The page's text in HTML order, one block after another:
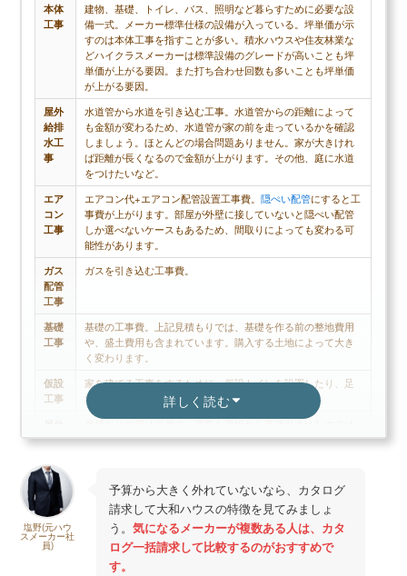
詳しく読む
本体
工事
建物、基礎、トイレ、バス、照明など暮らすために必要な設
備一式。メーカー標準仕様の設備が入っている。坪単価が示
すのは本体工事を指すことが多い。積水ハウスや住友林業な
どハイクラスメーカーは標準設備のグレードが高いことも坪
単価が上がる要因。また打ち合わせ回数も多いことも坪単価
が上がる要因。
屋外
給排
水工
事
水道管から水道を引き込む工事。水道管からの距離によって
も金額が変わるため、水道管が家の前を走っているかを確認
しましょう。ほとんどの場合問題ありません。家が大きけれ
ば距離が長くなるので金額が上がります。その他、庭に水道
をつけたいなど。
エア
コン
工事
エアコン代+エアコン配管設置工事費。 隠ぺい配管にすると工
事費が上がります。部屋が外壁に接していないと隠ぺい配管
しか選べないケースもあるため、間取りによっても変わる可
能性があります。
ガス
配管
工事
ガスを引き込む工事費。
基礎
工事
基礎の工事費。上記見積もりでは、基礎を作る前の整地費用
や、盛土費用も含まれています。購入する土地によって大き
く変わります。
仮設
工事
家を建てる工事をするために、仮設トイレを設置したり、足
場を組む費用。
電気
見積もりの家は平屋で、電気を電線から直接引き込むのでは
なく、敷地内にポールを建てて、ポールを経由して電気を引
地盤
改良
工事
を鑑みて、必要改良を行う費用。地盤が弱いと200万、300万
かかる場合もあるため注意ですが、地盤調査してみないと分
からないので難しい項目。登記簿を調べて、その土地の過去
の推移を見ると少し当たりがつきます。農地などは地盤が緩
い可能性あり。
塩野(元ハウ
スメーカー社
員)
予算から大きく外れていないなら、カタログ
請求して大和ハウスの特徴を見てみましょ
う。 気になるメーカーが複数ある人は、カタ
ログ一括請求して比較するのがおすすめで
す。